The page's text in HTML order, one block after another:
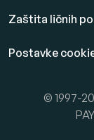
Zaštita ličnih
Postavke
© 1997-